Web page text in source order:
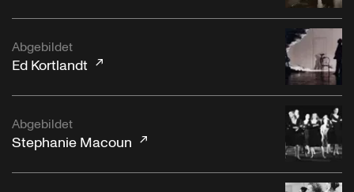
Abgebildet
Ed Kortlandt
Abgebildet
Stephanie Macoun